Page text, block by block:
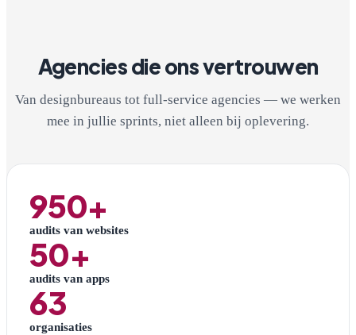
Agencies die ons vertrouwen
Van designbureaus tot full-service agencies — we werken
mee in jullie sprints, niet alleen bij oplevering.
950+
audits van websites
50+
audits van apps
63
organisaties